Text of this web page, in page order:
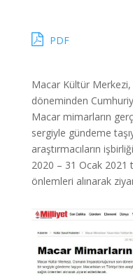
PDF
Macar Kültür Merkezi,
döneminden
Macar mimarların
sergiyle gündeme
araştırmacıların
2020 – 31 Ocak 2021
önlemleri alınarak